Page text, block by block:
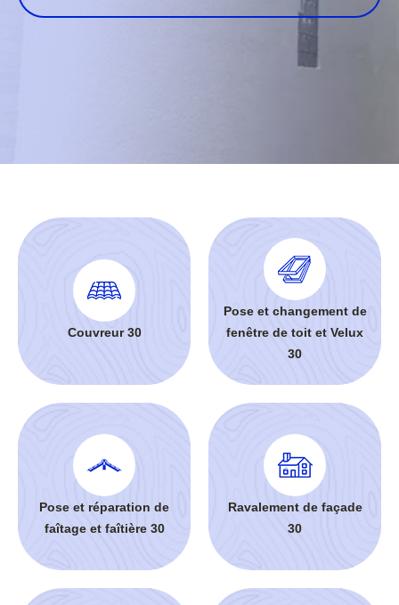
Couvreur 30
Pose et changement de
fenêtre de toit et Velux
30
Pose et réparation de
faîtage et faîtière 30
Ravalement de façade
30